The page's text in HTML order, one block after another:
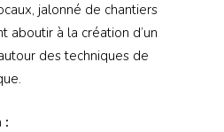
jalonné de chantiers
aboutir à la création d’un
des techniques de
: